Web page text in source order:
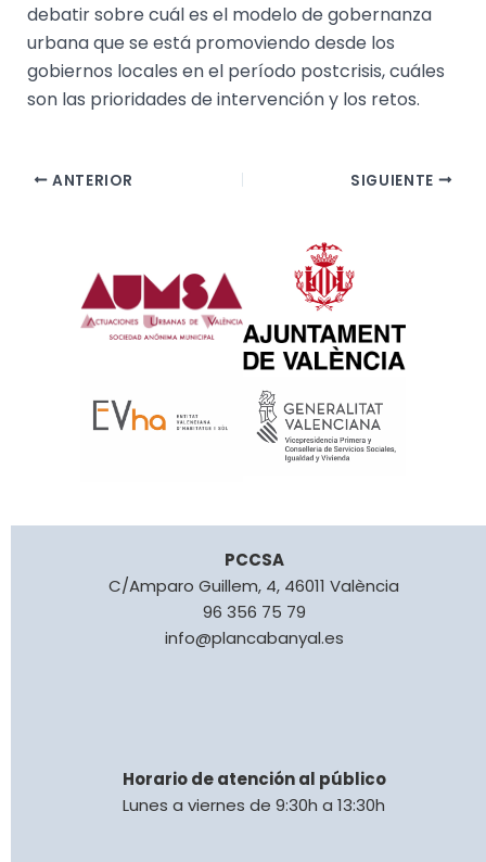
debatir sobre cuál es el modelo de gobernanza
urbana que se está promoviendo desde los
gobiernos locales en el período postcrisis, cuáles
son las prioridades de intervención y los retos.
ANTERIOR SIGUIENTE
PCCSA
C/Amparo Guillem, 4, 46011 València
96 356 75 79
info@plancabanyal.es
Horario de atención al público
Lunes a viernes de 9:30h a 13:30h